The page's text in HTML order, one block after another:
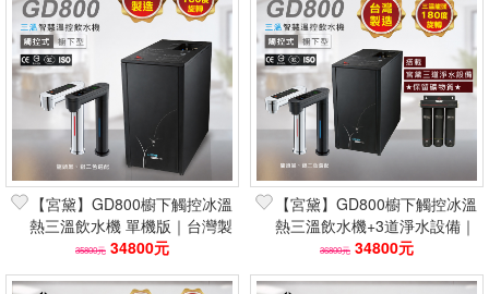
【宮黛】GD800櫥下觸控冰溫
熱三溫飲水機 單機版｜台灣製
保固 180度旋轉龍頭
35800元 34800元
【宮黛】GD800櫥下觸控冰溫
熱三溫飲水機+3道淨水設備｜
台灣製保固 保留礦物質
36800元 34800元